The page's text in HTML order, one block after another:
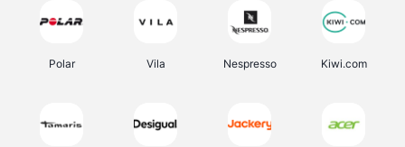
Polar Vila Nespresso Kiwi.com